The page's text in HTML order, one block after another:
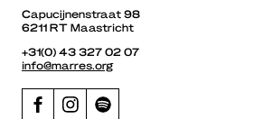
Capucijnenstraat 98
6211 RT Maastricht
+31(0) 43 327 02 07
info@marres.org